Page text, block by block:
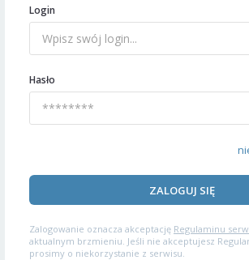
Login
Hasło
ZALOGUJ SIĘ
Zalogowanie oznacza akceptację Regulaminu
aktualnym brzmieniu. Jeśli nie akceptujesz
prosimy o niekorzystanie z serwisu.